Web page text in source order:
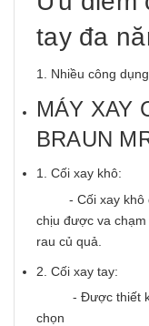
tay đa
1. Nhiều công
MÁY XAY
BRAUN
1. Cối xay khô:
- Cối xay khô
chịu được va chạm
rau củ quả.
2. Cối xay tay:
- Được thiết kế
chọn